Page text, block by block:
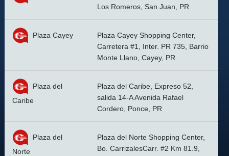
Los Romeros, San Juan, PR
Plaza Cayey
Plaza Cayey Shopping Center,
Carretera #1, Inter. PR 735, Barrio
Monte Llano, Cayey, PR
Plaza del
Caribe
Plaza del Caribe, Expreso 52,
salida 14-A Avenida Rafael
Cordero, Ponce, PR
Plaza del
Norte
Plaza del Norte Shopping Center,
Bo. CarrizalesCarr. #2 Km 81.9,